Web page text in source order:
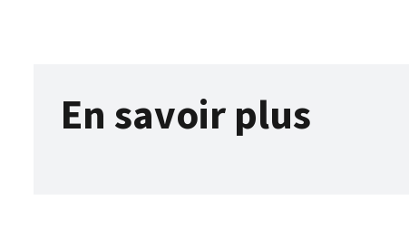
En savoir plus